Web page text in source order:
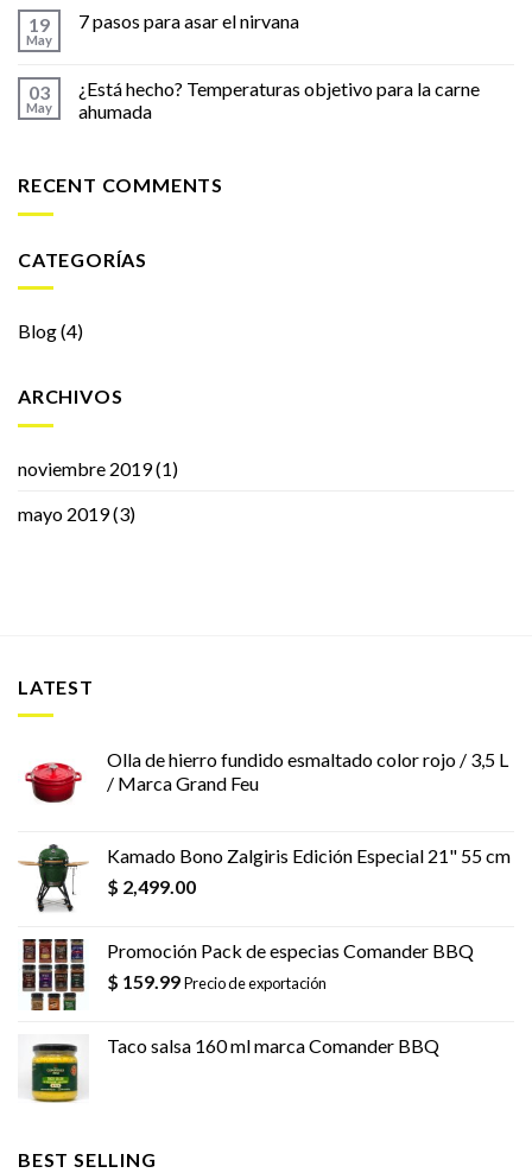
19
May
7 pasos para asar el nirvana
03
May
¿Está hecho? Temperaturas objetivo para la carne
ahumada
RECENT COMMENTS
CATEGORÍAS
Blog(4)
ARCHIVOS
noviembre 2019(1)
mayo 2019(3)
LATEST
Olla de hierro fundido esmaltado color rojo / 3,5 L
/ Marca Grand Feu
Kamado Bono Zalgiris Edición Especial 21" 55 cm
$ 2,499.00
Promoción Pack de especias Comander BBQ
$ 159.99Precio de exportación
Taco salsa 160 ml marca Comander BBQ
BEST SELLING